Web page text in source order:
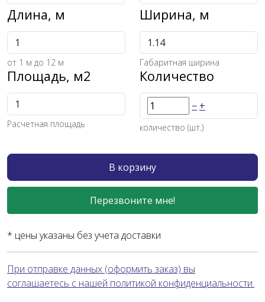
Длина, м
от 1 м до 12 м
Ширина, м
Габаритная ширина
Площадь, м2
Расчетная площадь
Количество
− +
количество (шт.)
В корзину
Перезвоните мне!
* цены указаны без учета доставки
При отправке данных (оформить заказ) вы
соглашаетесь с нашей политикой конфиденциальности.